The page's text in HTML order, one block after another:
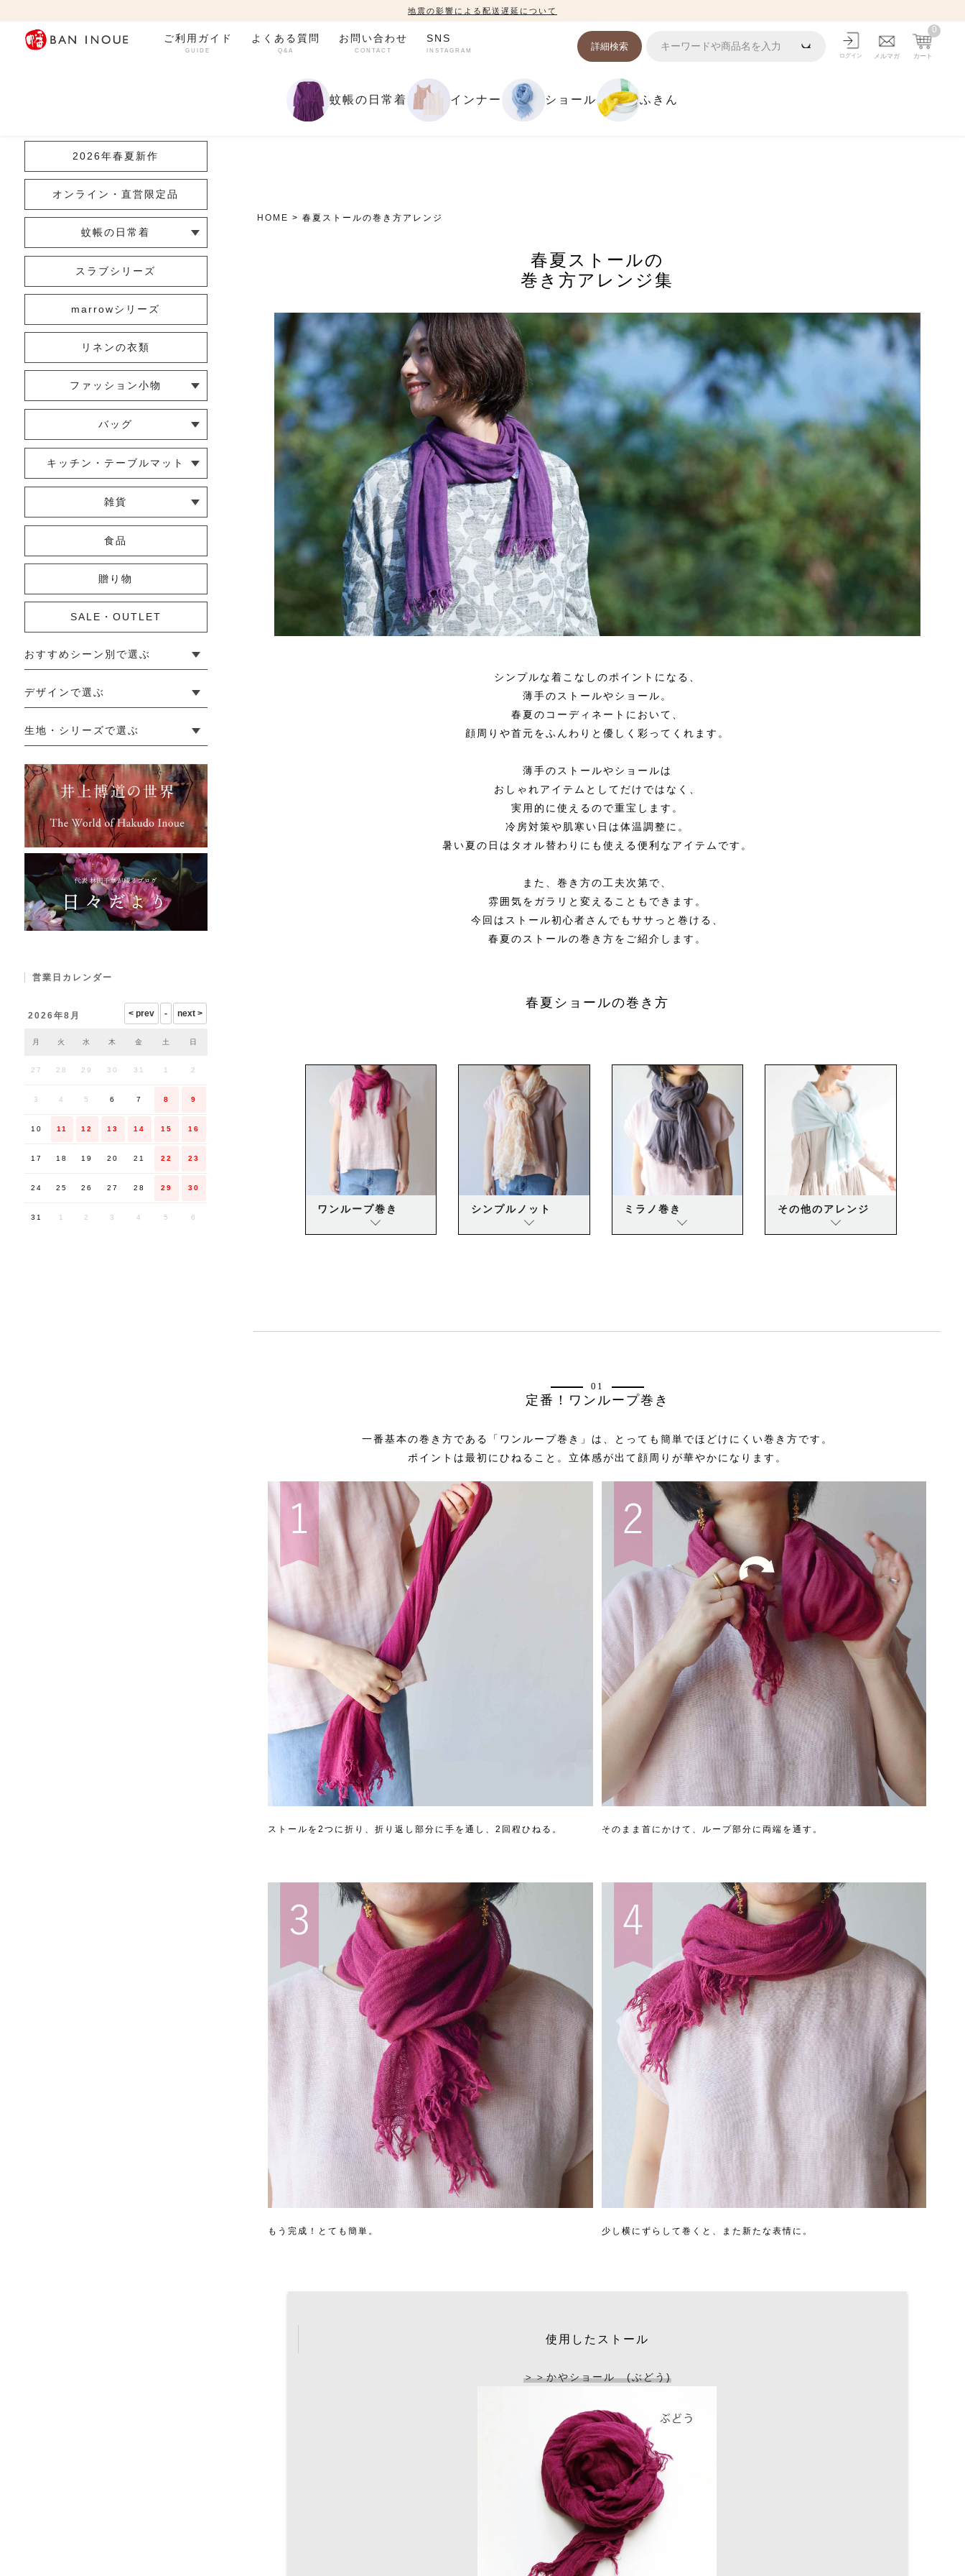
地震の影響による配送遅延について
ご利用ガイド
GUIDE
よくある質問
Q&A
お問い合わせ
CONTACT
SNS
INSTAGRAM 詳細検索
ログイン メルマガ
0
カート
蚊帳の日常着 インナー ショール ふきん
HOME 春夏ストールの巻き方アレンジ
春夏ストールの
巻き方アレンジ集
シンプルな着こなしのポイントになる、
薄手のストールやショール。
春夏のコーディネートにおいて、
顔周りや首元をふんわりと優しく彩ってくれます。
薄手のストールやショールは
おしゃれアイテムとしてだけではなく、
実用的に使えるので重宝します。
冷房対策や肌寒い日は体温調整に。
暑い夏の日はタオル替わりにも使える便利なアイテムです。
また、巻き方の工夫次第で、
雰囲気をガラリと変えることもできます。
今回はストール初心者さんでもササっと巻ける、
春夏のストールの巻き方をご紹介します。
春夏ショールの巻き方
ワンループ巻き シンプルノット ミラノ巻き その他のアレンジ
01
定番！ワンループ巻き
一番基本の巻き方である「ワンループ巻き」は、とっても簡単でほどけにくい巻き方です。
ポイントは最初にひねること。立体感が出て顔周りが華やかになります。
ストールを2つに折り、折り返し部分に手を通し、2回程ひねる。 そのまま首にかけて、ループ部分に両端を通す。
もう完成！とても簡単。 少し横にずらして巻くと、また新たな表情に。
使用したストール
＞＞かやショール (ぶどう)
2026年春夏新作
オンライン・直営限定品
蚊帳の日常着
└ インナー
└ トップス
└ ワンピース
└ スカート
└ 羽織りもの
└ キッズ・ベビースラブシリーズ
marrowシリーズ
リネンの衣類
ファッション小物
└ ショール・ストール
└ 靴下・アームカバー
バッグ
└ ポシェット・ショルダーバッグ
└ トートバッグ
└ 巾着バッグ
キッチン・テーブルマット
└ 蚊帳のふきん
└ かっぽう着・エプロン
└ その他キッチン小物
└ ランチョンマット・プレースマ
ット
└ テーブルランナー・テーブルセ
ンター
雑貨
└ タオル・ハンカチ
食品
贈り物
SALE・OUTLET
おすすめシーン別で選ぶ
└ 新生活
└ 和装
└ 旅行
└ 快眠
└ お祝い
デザインで選ぶ
└ ゆったりデザイン
└ 小柄さんにおすすめデザイン
└ 袖付きデザイン
└ メンズ・ユニセックスデザイン
└ 暮らしの黒色特集
生地・シリーズで選ぶ
└ 手紬手織り麻
└ 先染め麻
└ からみ織
└ グレーズリネン
└ 綿麻帆布
└ リネンツイード
└ リネンハンプ
└ ざっくり麻
└ オーガニックの蚊帳
└ かやキノミシリーズ
└ ふちどりシリーズ
└ 花紋シリーズ
└ 小紋シリーズ
└ 華わびシリーズ
└ 波ステッチシリーズ
└ あゆみ鹿シリーズ
└ 森の鹿シリーズ
└ まほろばシリーズ
└ 刺し子渦シリーズ
└ 革の水玉シリーズ
└ 新ビオシリーズ
営業日カレンダー
2026年8月
月 火 水 木 金 土 日
27 28 29 30 31 1 2
3 4 5 6 7 8 9
10 11 12 13 14 15 16
17 18 19 20 21 22 23
24 25 26 27 28 29 30
31 1 2 3 4 5 6